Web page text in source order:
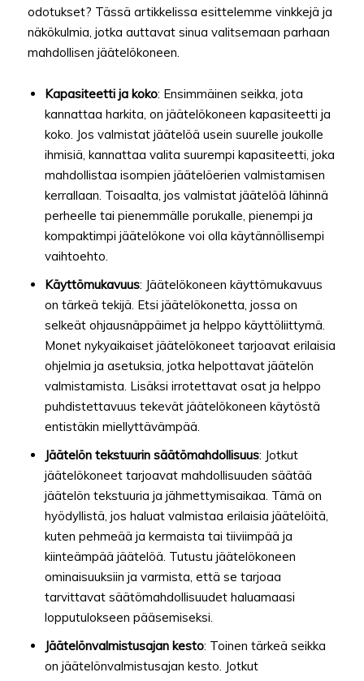
odotukset? Tässä artikkelissa esittelemme vinkkejä ja
näkökulmia, jotka auttavat sinua valitsemaan parhaan
mahdollisen jäätelökoneen.
Kapasiteetti ja koko: Ensimmäinen seikka, jota
kannattaa harkita, on jäätelökoneen kapasiteetti ja
koko. Jos valmistat jäätelöä usein suurelle joukolle
ihmisiä, kannattaa valita suurempi kapasiteetti, joka
mahdollistaa isompien jäätelöerien valmistamisen
kerrallaan. Toisaalta, jos valmistat jäätelöä lähinnä
perheelle tai pienemmälle porukalle, pienempi ja
kompaktimpi jäätelökone voi olla käytännöllisempi
vaihtoehto.
Käyttömukavuus: Jäätelökoneen käyttömukavuus
on tärkeä tekijä. Etsi jäätelökonetta, jossa on
selkeät ohjausnäppäimet ja helppo käyttöliittymä.
Monet nykyaikaiset jäätelökoneet tarjoavat erilaisia
ohjelmia ja asetuksia, jotka helpottavat jäätelön
valmistamista. Lisäksi irrotettavat osat ja helppo
puhdistettavuus tekevät jäätelökoneen käytöstä
entistäkin miellyttävämpää.
Jäätelön tekstuurin säätömahdollisuus: Jotkut
jäätelökoneet tarjoavat mahdollisuuden säätää
jäätelön tekstuuria ja jähmettymisaikaa. Tämä on
hyödyllistä, jos haluat valmistaa erilaisia jäätelöitä,
kuten pehmeää ja kermaista tai tiiviimpää ja
kiinteämpää jäätelöä. Tutustu jäätelökoneen
ominaisuuksiin ja varmista, että se tarjoaa
tarvittavat säätömahdollisuudet haluamaasi
lopputulokseen pääsemiseksi.
Jäätelönvalmistusajan kesto: Toinen tärkeä seikka
on jäätelönvalmistusajan kesto. Jotkut